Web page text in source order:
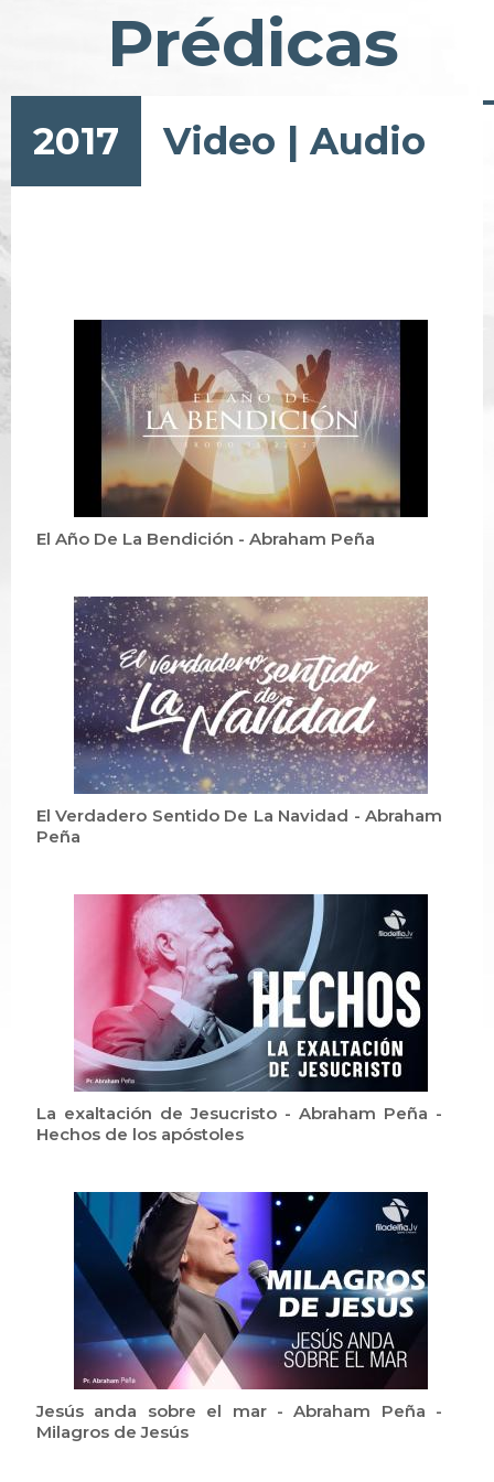
Prédicas
2017 Video | Audio
El Año De La Bendición - Abraham Peña
El Verdadero Sentido De La Navidad - Abraham
Peña
La exaltación de Jesucristo - Abraham Peña -
Hechos de los apóstoles
Jesús anda sobre el mar - Abraham Peña -
Milagros de Jesús
Paginación